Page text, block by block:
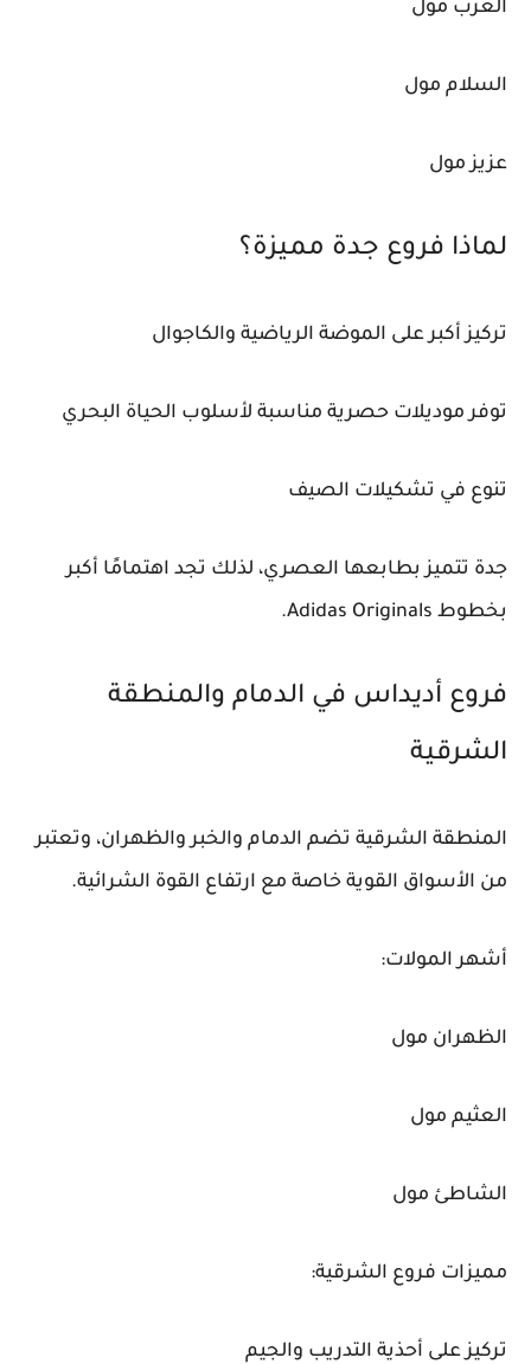
العرب مول
السلام مول
عزيز مول
لماذا فروع جدة مميزة؟
تركيز أكبر على الموضة الرياضية والكاجوال
توفر موديلات حصرية مناسبة لأسلوب الحياة البحري
تنوع في تشكيلات الصيف
جدة تتميز بطابعها العصري، لذلك تجد اهتمامًا أكبر
بخطوط Adidas Originals.
فروع أديداس في الدمام والمنطقة
الشرقية
المنطقة الشرقية تضم الدمام والخبر والظهران، وتعتبر
من الأسواق القوية خاصة مع ارتفاع القوة الشرائية.
أشهر المولات:
الظهران مول
العثيم مول
الشاطئ مول
مميزات فروع الشرقية:
تركيز على أحذية التدريب والجيم